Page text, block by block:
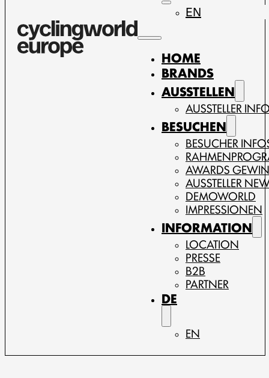
EN
HOME
BRANDS
AUSSTELLEN
AUSSTELLER
BESUCHEN
BESUCHER
AWARDS
AUSSTELLER
DEMOWORLD
IMPRESSIONEN
INFORMATION
LOCATION
PRESSE
B2B
PARTNER
DE
EN